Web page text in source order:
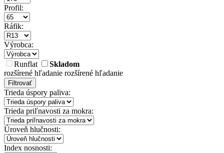
Profil:
Ráfik:
Výrobca:
Runflat
Skladom
rozšírené hľadanie rozšírené hľadanie
Filtrovať
Trieda úspory paliva:
Trieda priľnavosti za mokra:
Úroveň hlučnosti:
Index nosnosti: